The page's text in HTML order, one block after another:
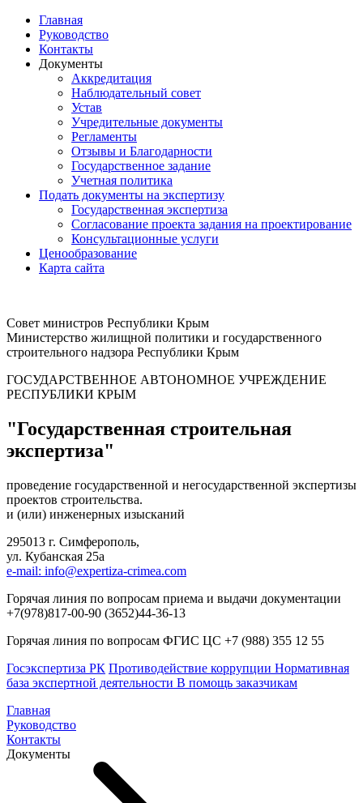
Главная
Руководство
Контакты
Документы
Аккредитация
Наблюдательный совет
Устав
Учредительные документы
Регламенты
Отзывы и Благодарности
Государственное задание
Учетная политика
Подать документы на экспертизу
Государственная экспертиза
Согласование проекта задания на проектирование
Консультационные услуги
Ценообразование
Карта сайта
Совет министров Республики Крым
Министерство жилищной политики и государственного
строительного надзора Республики Крым
ГОСУДАРСТВЕННОЕ АВТОНОМНОЕ УЧРЕЖДЕНИЕ
РЕСПУБЛИКИ КРЫМ
"Государственная строительная
экспертиза"
проведение государственной и негосударственной экспертизы
проектов строительства.
и (или) инженерных изысканий
295013 г. Симферополь,
ул. Кубанская 25а
e-mail: info@expertiza-crimea.com
Горячая линия по вопросам приема и выдачи документации
+7(978)817-00-90 (3652)44-36-13
Горячая линия по вопросам ФГИС ЦС +7 (988) 355 12 55
Госэкспертиза РК Противодействие коррупции Нормативная
база экспертной деятельности В помощь заказчикам
Главная
Руководство
Контакты
Документы